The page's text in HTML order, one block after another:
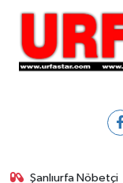
Şanlıurfa Nöbetçi